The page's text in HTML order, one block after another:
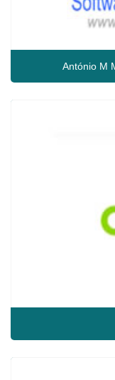
António M